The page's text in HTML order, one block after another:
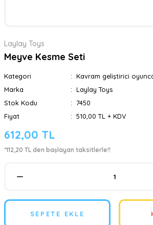
Laylay Toys
Meyve Kesme Seti
Kategori
Kavram geliştirici
Marka
Laylay Toys
Stok Kodu
7450
Fiyat
510,00 TL + KDV
612,00 TL
*112,20 TL den başlayan taksitlerle!!
SEPETE EKLE